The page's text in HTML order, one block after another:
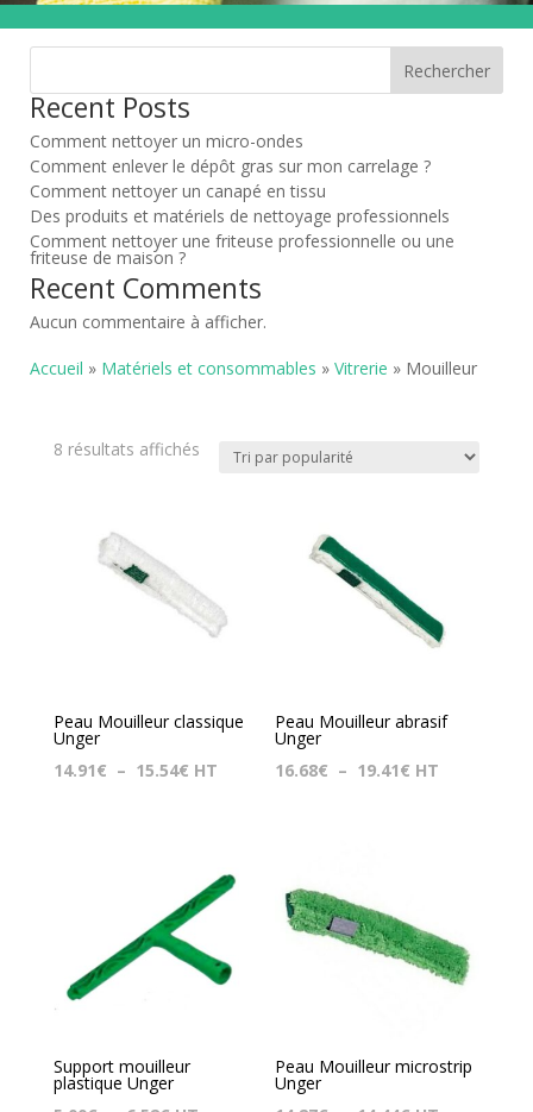
Rechercher
Recent Posts
Comment nettoyer un micro-ondes
Comment enlever le dépôt gras sur mon carrelage ?
Comment nettoyer un canapé en tissu
Des produits et matériels de nettoyage professionnels
Comment nettoyer une friteuse professionnelle ou une
friteuse de maison ?
Recent Comments
Aucun commentaire à afficher.
Accueil » Matériels et consommables » Vitrerie » Mouilleur
8 résultats affichés
Peau Mouilleur classique
Unger
14.91€ – 15.54€ Plage
à
15.54€
HT
Peau Mouilleur abrasif
Unger
16.68€ – 19.41€ Plage
19.41€
HT
Support mouilleur
plastique Unger
Peau Mouilleur microstrip
Unger